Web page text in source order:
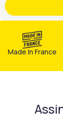
Made In France